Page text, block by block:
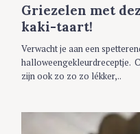
O
R
I
E
S
Griezelen met
kaki-taart!
Verwacht je aan een
halloweengekleurdreceptje.
zijn ook zo zo zo lékker,..